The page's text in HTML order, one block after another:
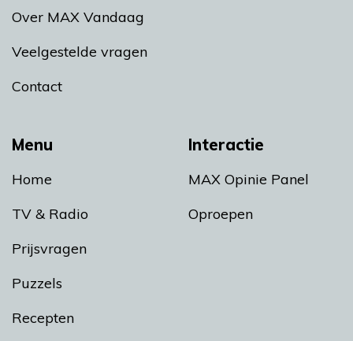
Menu
Home
TV & Radio
Prijsvragen
Puzzels
Recepten
Interactie
MAX Opinie Panel
Oproepen
Over MAX Vandaag
Veelgestelde vragen
Contact